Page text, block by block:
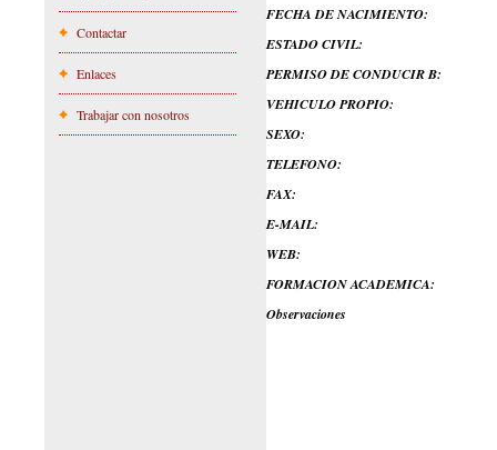
Contactar
Enlaces
Trabajar con nosotros
FECHA DE NACIMIENTO:
ESTADO CIVIL:
PERMISO DE CONDUCIR B:
VEHICULO PROPIO:
SEXO:
TELEFONO:
FAX:
E-MAIL:
WEB:
FORMACION ACADEMICA:
Observaciones